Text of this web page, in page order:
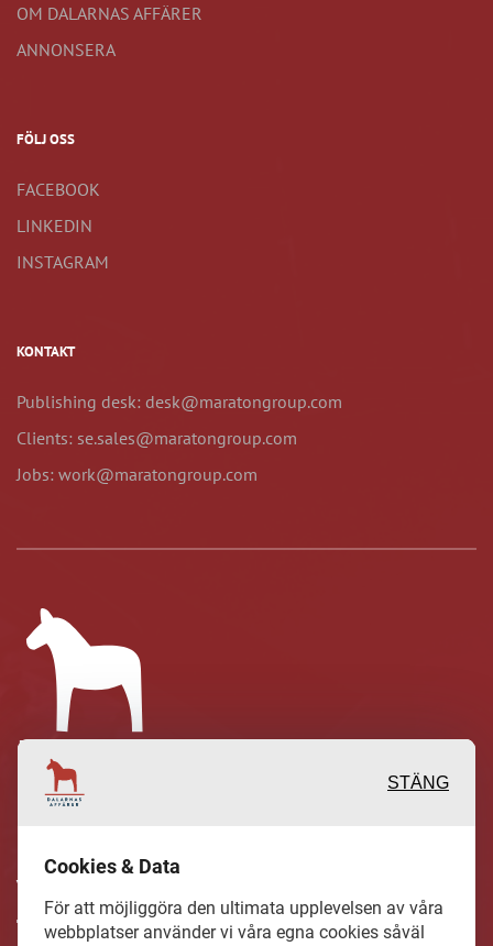
OM DALARNAS AFFÄRER
ANNONSERA
FÖLJ OSS
FACEBOOK
LINKEDIN
INSTAGRAM
KONTAKT
Publishing desk: desk@maratongroup.com
Clients: se.sales@maratongroup.com
Jobs: work@maratongroup.com
värdefulla berättelser och reportage
från och om det lokala näringslivet och
STÄNG
Cookies & Data
För att möjliggöra den ultimata upplevelsen av våra
webbplatser använder vi våra egna cookies såväl